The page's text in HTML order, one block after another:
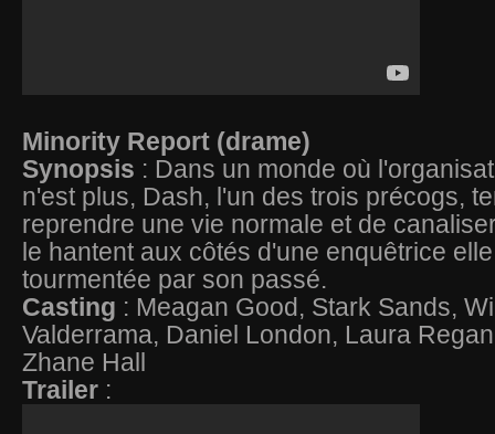
Minority Report (drame)
Synopsis : Dans un monde où
n'est plus, Dash, l'un des trois précogs,
reprendre une vie normale et de
le hantent aux côtés d'une enquêtrice
tourmentée par son passé.
Casting : Meagan Good, Stark Sands,
Valderrama, Daniel London, Laura
Zhane Hall
Trailer :